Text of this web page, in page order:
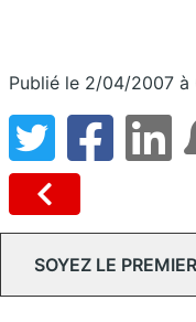
Publié le 2/04/2007 à
SOYEZ LE